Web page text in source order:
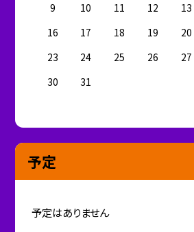
9
10 11 12 13
16
17 18 19 20
23
24 25 26 27
30
31
予定
予定はありません